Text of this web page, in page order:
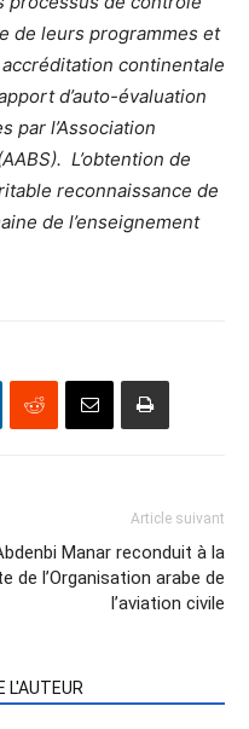
de leurs programmes et
continentale
d’auto-évaluation
par l’Association
L’obtention de
reconnaissance de
de l’enseignement
Article suivant
Manar reconduit à la
de l’Organisation arabe de
l’aviation civile
L'AUTEUR